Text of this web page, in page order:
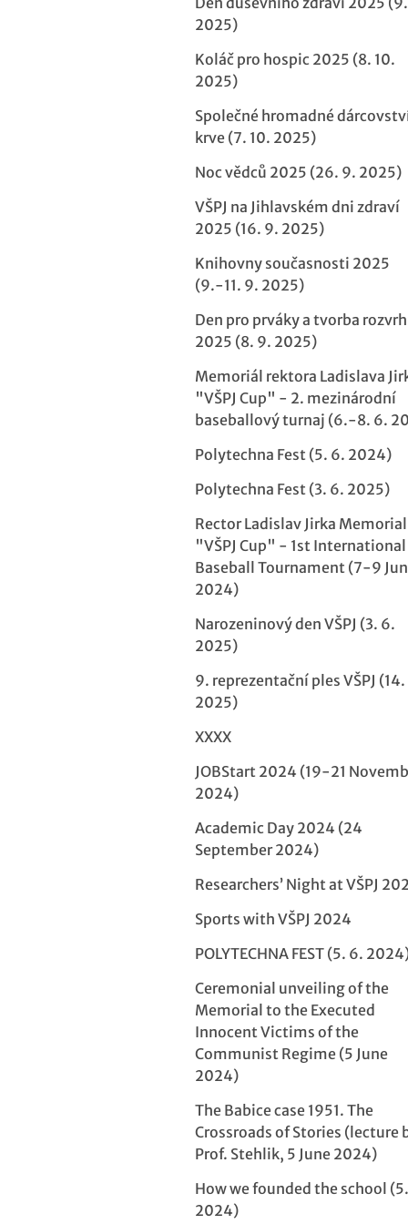
2025)
Koláč pro hospic 2025 (8. 10.
2025)
Společné hromadné
krve (7. 10. 2025)
Noc vědců 2025 (26. 9. 2025)
VŠPJ na Jihlavském dni zdraví
2025 (16. 9. 2025)
Knihovny současnosti 2025
(9.-11. 9. 2025)
Den pro prváky a tvorba
2025 (8. 9. 2025)
Memoriál rektora Ladislava
"VŠPJ Cup" - 2. mezinárodní
baseballový turnaj (6.-8. 6.
Polytechna Fest (5. 6. 2024)
Polytechna Fest (3. 6. 2025)
Rector Ladislav Jirka Memorial
"VŠPJ Cup" - 1st International
Baseball Tournament (7-9
2024)
Narozeninový den VŠPJ (3. 6.
2025)
9. reprezentační ples VŠPJ (14.
2025)
XXXX
JOBStart 2024 (19-21
2024)
Academic Day 2024 (24
September 2024)
Researchers’ Night at VŠPJ
Sports with VŠPJ 2024
POLYTECHNA FEST (5. 6.
Ceremonial unveiling of the
Memorial to the Executed
Innocent Victims of the
Communist Regime (5 June
2024)
The Babice case 1951. The
Crossroads of Stories (lecture
Prof. Stehlik, 5 June 2024)
How we founded the school
2024)